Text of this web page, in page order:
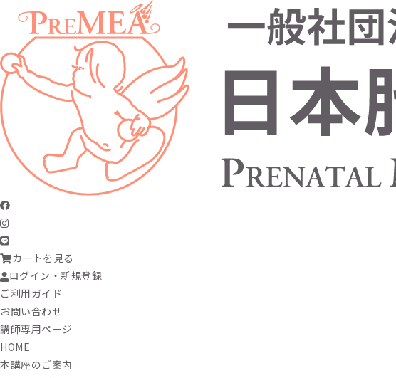
カートを見る
ログイン・新規登録
ご利用ガイド
お問い合わせ
講師専用ページ
HOME
本講座のご案内